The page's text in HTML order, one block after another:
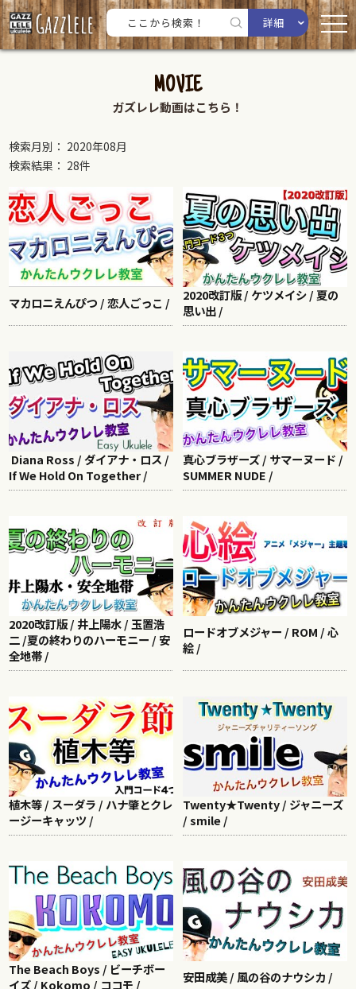
詳細
MOVIE
ガズレレ動画はこちら！
検索月別： 2020年08月
検索結果： 28件
マカロニえんぴつ / 恋人ごっこ /
2020改訂版 / ケツメイシ / 夏の
思い出 /
Diana Ross / ダイアナ・ロス /
If We Hold On Together /
真心ブラザーズ / サマーヌード /
SUMMER NUDE /
2020改訂版 / 井上陽水 / 玉置浩
二 /夏の終わりのハーモニー / 安
全地帯 /
ロードオブメジャー / ROM / 心
絵 /
植木等 / スーダラ / ハナ肇とクレ
ージーキャッツ /
Twenty★Twenty / ジャニーズ
/ smile /
The Beach Boys / ビーチボー
イズ / Kokomo / ココモ /
安田成美 / 風の谷のナウシカ /